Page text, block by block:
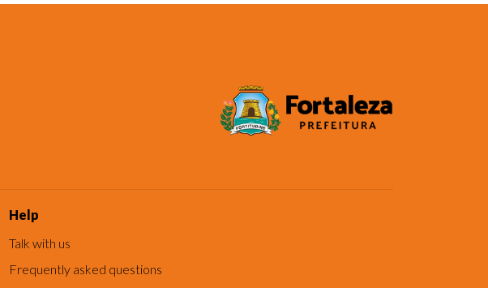
Help
Talk with us
Frequently asked questions